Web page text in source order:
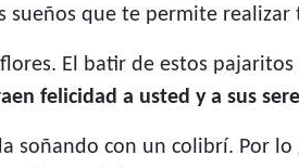
sueños que te permite
El batir de estos
felicidad a usted y a sus
con un colibrí. Por